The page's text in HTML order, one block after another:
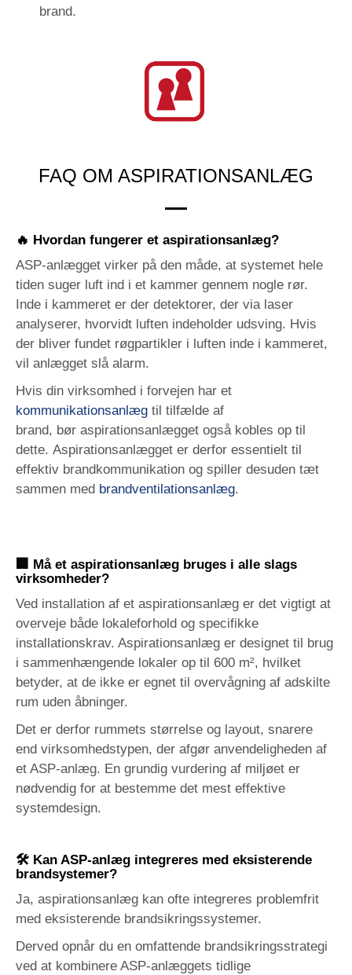
brand.
FAQ OM ASPIRATIONSANLÆG
🔥 Hvordan fungerer et aspirationsanlæg?
ASP-anlægget virker på den måde, at systemet hele
tiden suger luft ind i et kammer gennem nogle rør.
Inde i kammeret er der detektorer, der via laser
analyserer, hvorvidt luften indeholder udsving. Hvis
der bliver fundet røgpartikler i luften inde i kammeret,
vil anlægget slå alarm.
Hvis din virksomhed i forvejen har et
kommunikationsanlæg til tilfælde af
brand, bør aspirationsanlægget også kobles op til
dette. Aspirationsanlægget er derfor essentielt til
effektiv brandkommunikation og spiller desuden tæt
sammen med brandventilationsanlæg.
🏢 Må et aspirationsanlæg bruges i alle slags
virksomheder?
Ved installation af et aspirationsanlæg er det vigtigt at
overveje både lokaleforhold og specifikke
installationskrav. Aspirationsanlæg er designet til brug
i sammenhængende lokaler op til 600 m², hvilket
betyder, at de ikke er egnet til overvågning af adskilte
rum uden åbninger.
Det er derfor rummets størrelse og layout, snarere
end virksomhedstypen, der afgør anvendeligheden af
et ASP-anlæg. En grundig vurdering af miljøet er
nødvendig for at bestemme det mest effektive
systemdesign.
🛠️ Kan ASP-anlæg integreres med eksisterende
brandsystemer?
Ja, aspirationsanlæg kan ofte integreres problemfrit
med eksisterende brandsikringssystemer.
Derved opnår du en omfattende brandsikringsstrategi
ved at kombinere ASP-anlæggets tidlige